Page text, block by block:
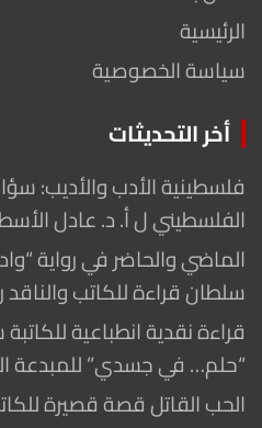
الرئيسية
سياسة الخصوصية
أخر التحديثات
فلسطينية الأدب والأديب:
الفلسطيني ل أ. د. عادل
الماضي والحاضر في رواية
سلطان قراءة للكاتب والناقد
قراءة نقدية انطباعية
“حلم… في جسدي” للمبدعة
الحب القاتل قصة قصيرة